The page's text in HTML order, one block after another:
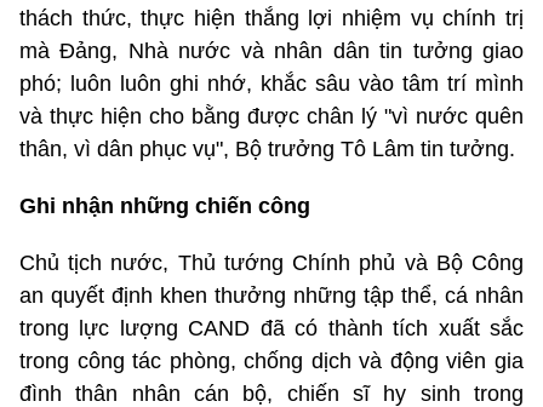
thách thức, thực hiện thắng lợi nhiệm vụ chính trị
mà Ðảng, Nhà nước và nhân dân tin tưởng giao
phó; luôn luôn ghi nhớ, khắc sâu vào tâm trí mình
và thực hiện cho bằng được chân lý "vì nước quên
thân, vì dân phục vụ", Bộ trưởng Tô Lâm tin tưởng.
Ghi nhận những chiến công
Chủ tịch nước, Thủ tướng Chính phủ và Bộ Công
an quyết định khen thưởng những tập thể, cá nhân
trong lực lượng CAND đã có thành tích xuất sắc
trong công tác phòng, chống dịch và động viên gia
đình thân nhân cán bộ, chiến sĩ hy sinh trong